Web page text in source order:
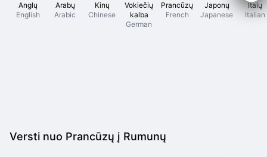
Anglų
English
Arabų
Arabic
Kinų
Chinese
Vokiečių
kalba
German
Prancūzų
French
Japonų
Japanese
Italų
Italian
Versti nuo Prancūzų į Rumunų